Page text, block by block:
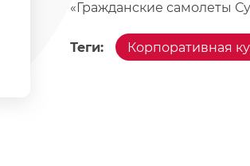
«Гражданские самолеты
Теги: Корпоративная